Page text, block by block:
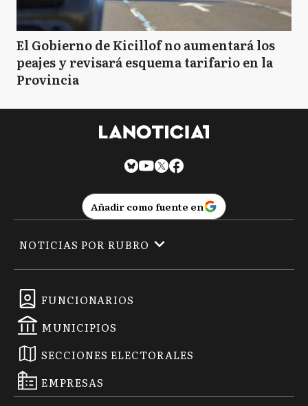
El Gobierno de Kicillof no aumentará los
peajes y revisará esquema tarifario en la
Provincia
Añadir como fuente en
FUNCIONARIOS
MUNICIPIOS
SECCIONES ELECTORALES
EMPRESAS
NOTICIAS POR RUBRO